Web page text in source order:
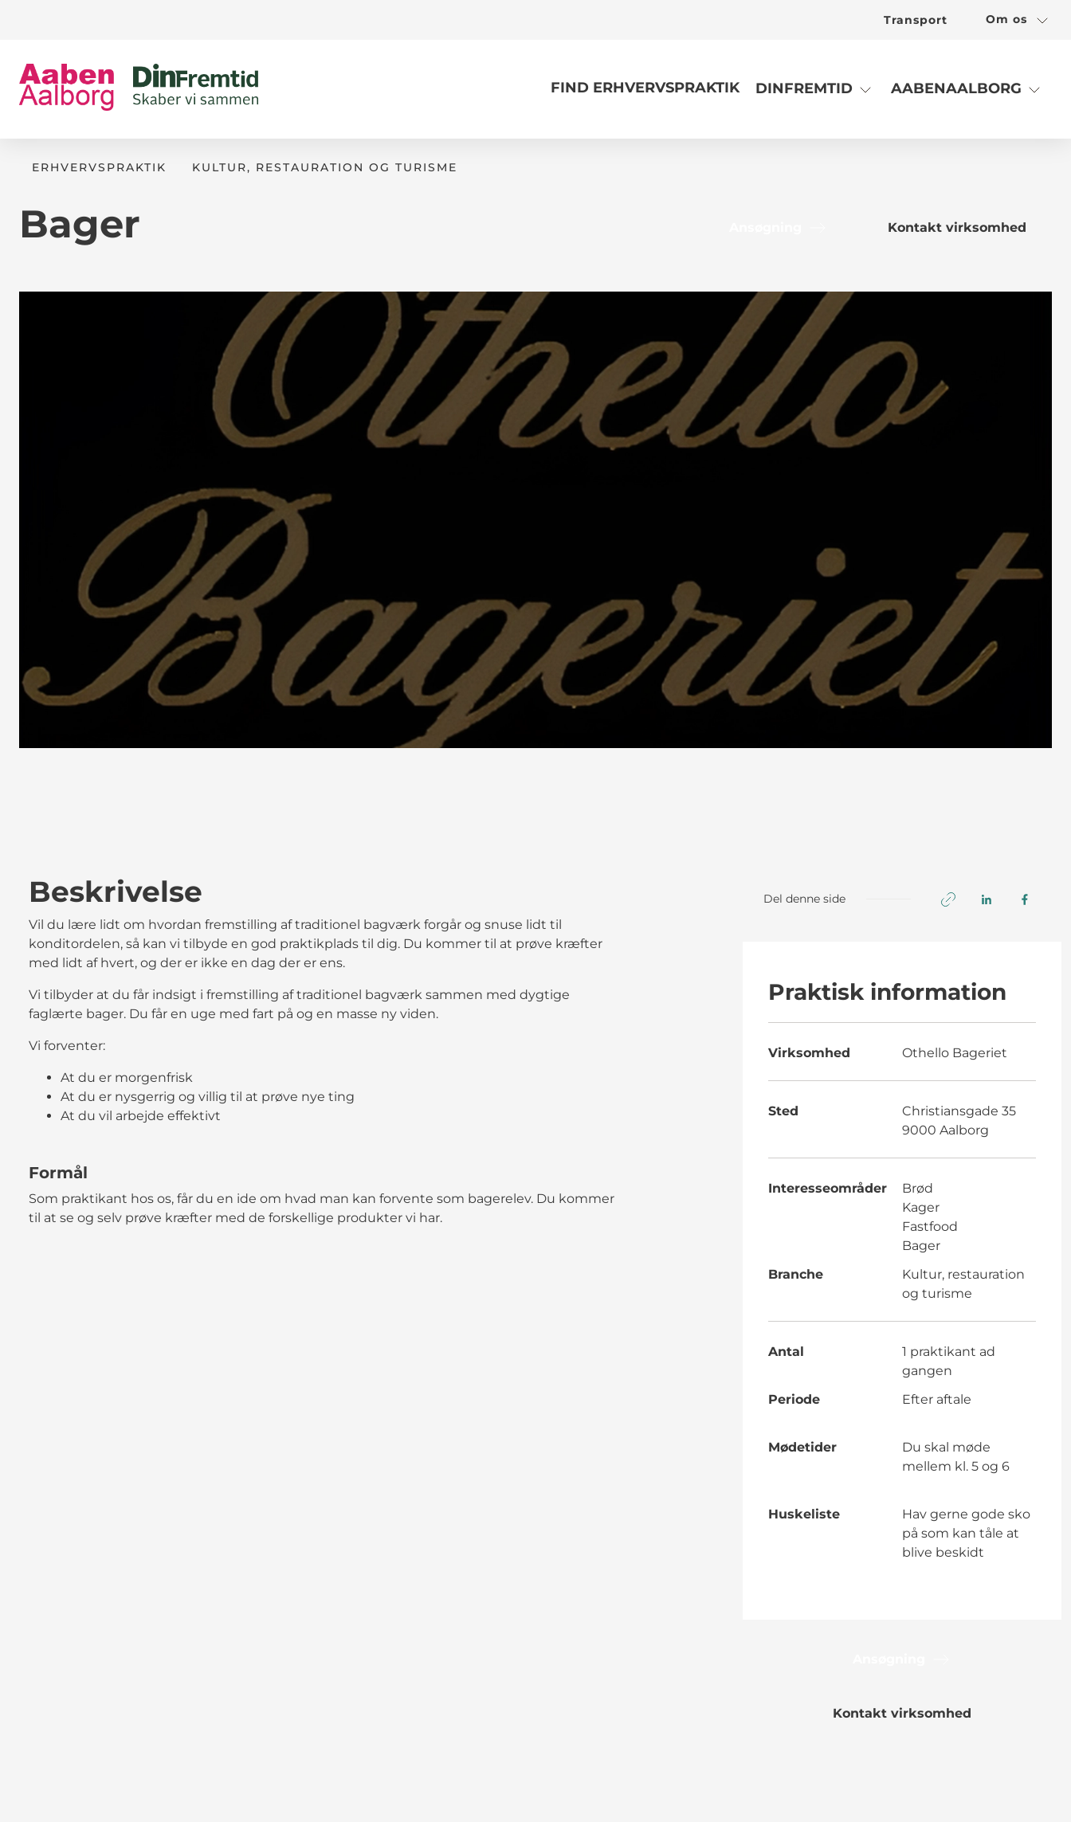
Transport Om os
FIND ERHVERVSPRAKTIK DINFREMTID AABENAALBORG
ERHVERVSPRAKTIK KULTUR, RESTAURATION OG TURISME
Bager Kontakt virksomhed
Beskrivelse
Vil du lære lidt om hvordan fremstilling af traditionel bagværk forgår og snuse lidt til
konditordelen, så kan vi tilbyde en god praktikplads til dig. Du kommer til at prøve kræfter
med lidt af hvert, og der er ikke en dag der er ens.
Vi tilbyder at du får indsigt i fremstilling af traditionel bagværk sammen med dygtige
faglærte bager. Du får en uge med fart på og en masse ny viden.
Vi forventer:
At du er morgenfrisk
At du er nysgerrig og villig til at prøve nye ting
At du vil arbejde effektivt
Formål
Som praktikant hos os, får du en ide om hvad man kan forvente som bagerelev. Du kommer
til at se og selv prøve kræfter med de forskellige produkter vi har.
Del denne side
Praktisk information
Virksomhed Othello Bageriet
Sted
Christiansgade 35
9000 Aalborg
Interesseområder
Brød
Kager
Fastfood
Bager
Branche
Kultur, restauration
og turisme
Antal
1 praktikant ad
gangen
Periode
Efter aftale
Mødetider
Du skal møde
mellem kl. 5 og 6
Huskeliste
Hav gerne gode sko
på som kan tåle at
blive beskidt
Kontakt virksomhed